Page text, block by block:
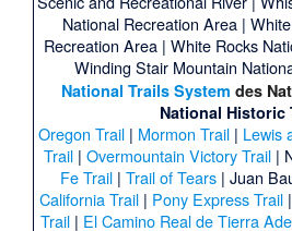
National Recreation Area|
Recreation Area | White Rocks
Winding Stair Mountain
National Trails System des
National Historic
Oregon Trail| Mormon Trail| Lewis
Trail | Overmountain Victory Trail |
Fe Trail | Trail of Tears | Juan
California Trail | Pony Express Trail |
Trail| El Camino Real de Tierra